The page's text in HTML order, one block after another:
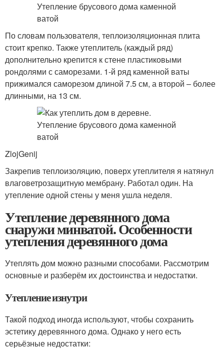
По словам пользователя, теплоизоляционная плита
стоит крепко. Также утеплитель (каждый ряд)
дополнительно крепится к стене пластиковыми
рондолями с саморезами. 1-й ряд каменной ваты
прижимался саморезом длиной 7.5 см, а второй – более
длинными, на 13 см.
ZlojGenij
Закрепив теплоизоляцию, поверх утеплителя я натянул
влаговетрозащитную мембрану. Работал один. На
утепление одной стены у меня ушла неделя.
Утепление деревянного дома
снаружи минватой. Особенности
утепления деревянного дома
Утеплять дом можно разными способами. Рассмотрим
основные и разберём их достоинства и недостатки.
Утепление изнутри
Такой подход иногда используют, чтобы сохранить
эстетику деревянного дома. Однако у него есть
серьёзные недостатки: